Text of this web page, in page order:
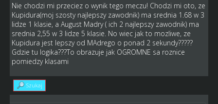
Nie chodzi mi przeciez o wynik tego meczu! Chodzi mi oto, ze
Kupidura(moj szosty najlepszy zawodnik) ma srednia 1.68 w 3
lidze 1 klasie, a August Madry ( ich 2 najlepszy zawodnik) ma
srednia 2,55 w 3 lidze 5 klasie. No wiec jak to mozliwe, ze
Kupidura jest lepszy od MAdrego o ponad 2 sekundy?????
Gdzie tu logika???To obrazuje jak OGROMNE sa roznice
pomiedzy klasami
Szukaj